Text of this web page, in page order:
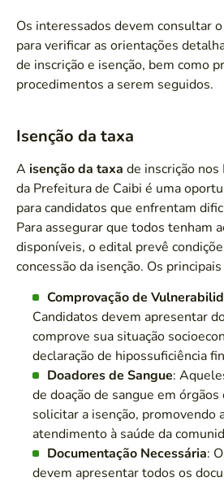
Os interessados devem consultar
para verificar as orientações
de inscrição e isenção, bem como
procedimentos a serem seguidos.
Isenção da taxa
A isenção da taxa de inscrição
da Prefeitura de Caibi é uma
para candidatos que enfrentam
Para assegurar que todos tenham
disponíveis, o edital prevê
concessão da isenção. Os
Comprovação de
Candidatos devem apresentar
comprove sua situação
declaração de hipossuficiência
Doadores de Sangue:
de doação de sangue em
solicitar a isenção, promovendo
atendimento à saúde da
Documentação Necessária:
devem apresentar todos os